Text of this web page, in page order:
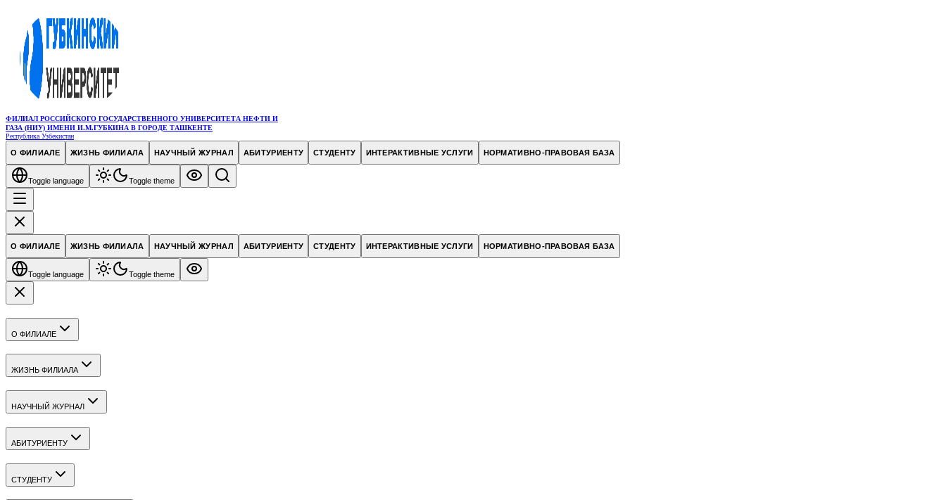
ФИЛИАЛ РОССИЙСКОГО ГОСУДАРСТВЕННОГО УНИВЕРСИТЕТА НЕФТИ И
ГАЗА (НИУ) ИМЕНИ И.М.ГУБКИНА В ГОРОДЕ ТАШКЕНТЕ
Республика Узбекистан
О ФИЛИАЛЕ ЖИЗНЬ ФИЛИАЛА НАУЧНЫЙ ЖУРНАЛ АБИТУРИЕНТУ СТУДЕНТУ ИНТЕРАКТИВНЫЕ УСЛУГИ НОРМАТИВНО-ПРАВОВАЯ БАЗА
Toggle language Toggle theme
О ФИЛИАЛЕ ЖИЗНЬ ФИЛИАЛА НАУЧНЫЙ ЖУРНАЛ АБИТУРИЕНТУ СТУДЕНТУ ИНТЕРАКТИВНЫЕ УСЛУГИ НОРМАТИВНО-ПРАВОВАЯ БАЗА
Toggle language Toggle theme
О ФИЛИАЛЕ
ЖИЗНЬ ФИЛИАЛА
НАУЧНЫЙ ЖУРНАЛ
АБИТУРИЕНТУ
СТУДЕНТУ